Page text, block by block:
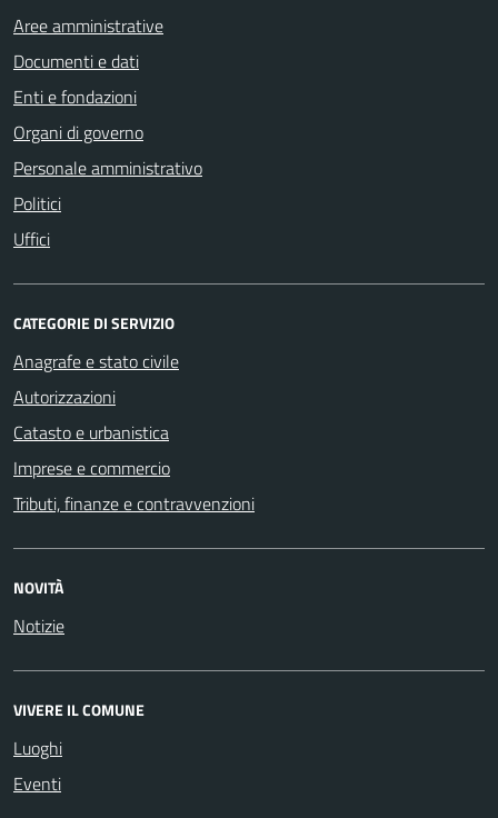
Aree amministrative
Documenti e dati
Enti e fondazioni
Organi di governo
Personale amministrativo
Politici
Uffici
CATEGORIE DI SERVIZIO
Anagrafe e stato civile
Autorizzazioni
Catasto e urbanistica
Imprese e commercio
Tributi, finanze e contravvenzioni
NOVITÀ
Notizie
VIVERE IL COMUNE
Luoghi
Eventi